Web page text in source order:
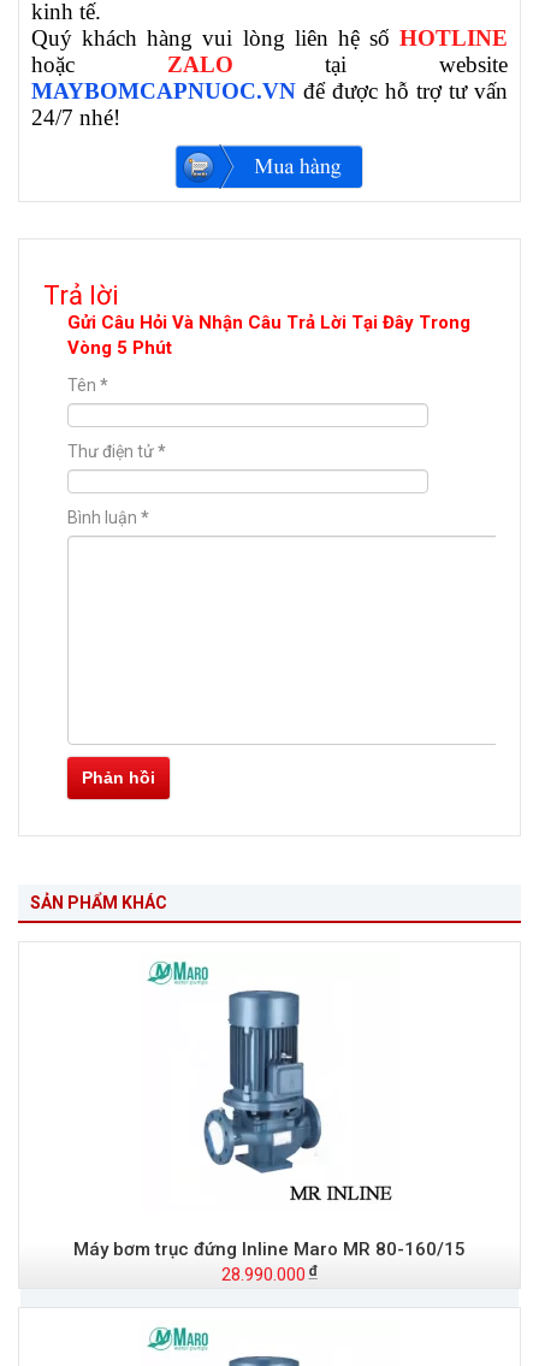
kinh tế.
Quý khách hàng vui lòng liên hệ số HOTLINE
hoặc ZALO tại website
MAYBOMCAPNUOC.VN để được hỗ trợ tư vấn
24/7 nhé!
Trả lời
Gửi Câu Hỏi Và Nhận Câu Trả Lời Tại Đây Trong
Vòng 5 Phút
Tên *
Thư điện tử*
Bình luận *
Phản hồi
SẢN PHẨM KHÁC
Máy bơm trục đứng Inline Maro MR 80-160/15
28.990.000